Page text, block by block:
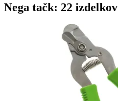
Nega tačk: 22 izdelkov